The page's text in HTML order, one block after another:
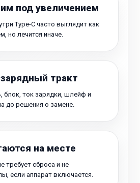
под увеличением
Type-C часто выглядит как
но лечится иначе.
тракт
блок, ток зарядки, шлейф и
до решения о замене.
на месте
требует сброса и не
если аппарат включается.